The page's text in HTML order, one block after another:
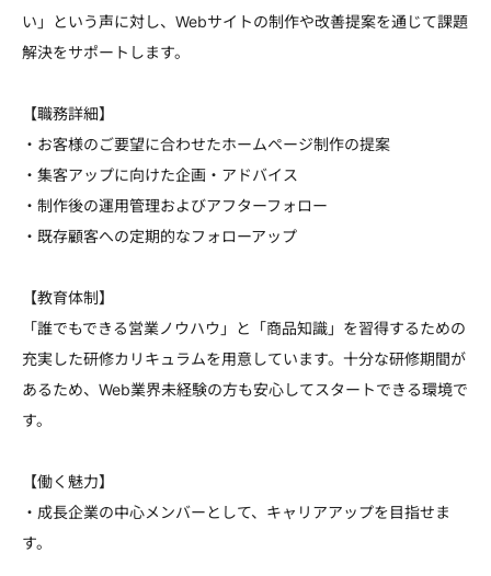
い」という声に対し、Webサイトの制作や改善提案を通じて課題
解決をサポートします。
【職務詳細】
・お客様のご要望に合わせたホームページ制作の提案
・集客アップに向けた企画・アドバイス
・制作後の運用管理およびアフターフォロー
・既存顧客への定期的なフォローアップ
【教育体制】
「誰でもできる営業ノウハウ」と「商品知識」を習得するための
充実した研修カリキュラムを用意しています。十分な研修期間が
あるため、Web業界未経験の方も安心してスタートできる環境で
す。
【働く魅力】
・成長企業の中心メンバーとして、キャリアアップを目指せま
す。